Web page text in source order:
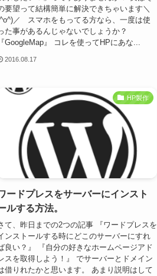
要望って結構簡単に解決できちゃいます＼
／ スマホをもってる方なら、一度は使
た事があるんじゃないでしょうか？
『GoogleMap』 コレを使ってHPにあな...
2016.08.17
HP製作
ードプレスをサーバーにインスト
ルする方法。
て、昨日までの2つの記事 『ワードプレスを
ンストールする時にどこのサーバーにすれ
良い？』 『自分の好きなホームページアド
スを取得しよう！』 でサーバーとドメイン
借りれたかと思います。 あまり説明はして